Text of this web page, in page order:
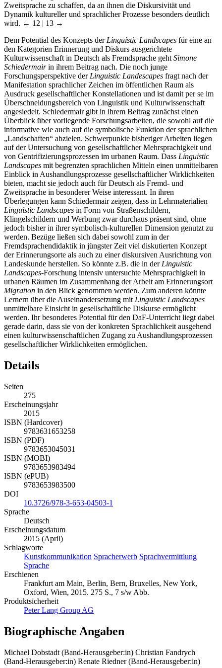
Zweitsprache zu schaffen, da an ihnen die Diskursivität und
Dynamik kultureller und sprachlicher Prozesse besonders deutlich
wird. ← 12 | 13 →
Dem Potential des Konzepts der Linguistic Landscapes für eine an
den Kategorien Erinnerung und Diskurs ausgerichtete
Kulturwissenschaft in Deutsch als Fremdsprache geht Simone
Schiedermairin ihrem Beitrag nach. Die noch junge
Forschungsperspektive der Linguistic Landescapes fragt nach der
Manifestation sprachlicher Zeichen im öffentlichen Raum als
Ausdruck gesellschaftlicher Konstellationen und ist damit per se im
Überschneidungsbereich von Linguistik und Kulturwissenschaft
angesiedelt. Schiedermair gibt in ihrem Beitrag zunächst einen
Überblick über vorliegende Forschungsarbeiten, die sowohl auf die
informative wie auch auf die symbolische Funktion der sprachlichen
„Landschaften“ abzielen. Schwerpunkte bisheriger Arbeiten liegen
auf der Untersuchung von gesellschaftlicher Mehrsprachigkeit und
von Gentrifizierungsprozessen im urbanen Raum. Dass Linguistic
Landscapes mit begrenzten sprachlichen Mitteln einen unmittelbaren
Einblick in Aushandlungsprozesse gesellschaftlicher Wirklichkeiten
bieten, macht sie jedoch auch für Deutsch als Fremd- und
Zweitsprache in besonderer Weise interessant. In ihren
Überlegungen kann Schiedermair zeigen, dass in Lehrmaterialien
Linguistic Landscapes in Form von Straßenschildern,
Klingelschildern und Werbung zwar durchaus präsent sind, ohne
jedoch bisher in ihrer symbolisch-kulturellen Dimension genutzt zu
werden. Bezüge ließen sich dabei sowohl zum in der
Fremdsprachendidaktik in jüngster Zeit viel diskutierten Konzept
der Erinnerungsorte als auch zu einer diskursiven Ausrichtung von
Landeskunde herstellen. So könnte z.B. die in der Linguistic
Landscapes-Forschung intensiv untersuchte Mehrsprachigkeit in
urbanen Räumen im Zusammenhang der Arbeit am Erinnerungsort
Migration in den Blick genommen werden. Zum anderen könnte
Lernern über die Auseinandersetzung mit Linguistic Landscapes
unmittelbare Einsicht in gesellschaftliche Diskurse ermöglicht
werden. Ihr besonderes Potential für den DaF-Unterricht liegt dabei
gerade darin, dass sie von der konkreten Sprachlichkeit ausgehend
einen kulturwissenschaftlichen Zugang zu Aushandlungsprozessen
gesellschaftlicher Wirklichkeiten ermöglichen.
Details
Seiten
275
Erscheinungsjahr
2015
ISBN (Hardcover)
9783631653258
ISBN (PDF)
9783653045031
ISBN (MOBI)
9783653983494
ISBN (ePUB)
9783653983500
DOI
10.3726/978-3-653-04503-1
Sprache
Deutsch
Erscheinungsdatum
2015 (April)
Schlagworte
Kunstkommunikation Spracherwerb Sprachvermittlung
Sprache
Erschienen
Frankfurt am Main, Berlin, Bern, Bruxelles, New York,
Oxford, Wien, 2015. 275 S., 7 s/w Abb.
Produktsicherheit
Peter Lang Group AG
Biographische Angaben
Michael Dobstadt (Band-Herausgeber:in) Christian Fandrych
(Band-Herausgeber:in) Renate Riedner (Band-Herausgeber:in)